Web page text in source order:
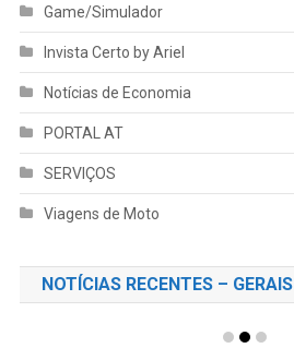
Game/Simulador
Invista Certo by Ariel
Notícias de Economia
PORTAL AT
SERVIÇOS
Viagens de Moto
NOTÍCIAS RECENTES – GERAIS